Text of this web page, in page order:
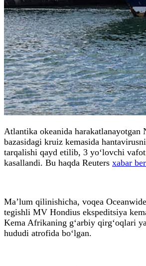
Atlantika okeanida harakatlanayotgan
bazasidagi kruiz kemasida
tarqalishi qayd etilib, 3 yo‘lovchi
kasallandi. Bu haqda Reuters xabar
Ma’lum qilinishicha, voqea
tegishli MV Hondius ekspeditsiya
Kema Afrikaning g‘arbiy qirg‘oqlari
hududi atrofida bo‘lgan.